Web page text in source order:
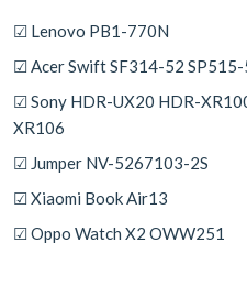
☑ Lenovo PB1-770N
☑ Acer Swift SF314-52 SP515-
☑ Sony HDR-UX20 HDR-
XR106
☑ Jumper NV-5267103-2S
☑ Xiaomi Book Air13
☑ Oppo Watch X2 OWW251